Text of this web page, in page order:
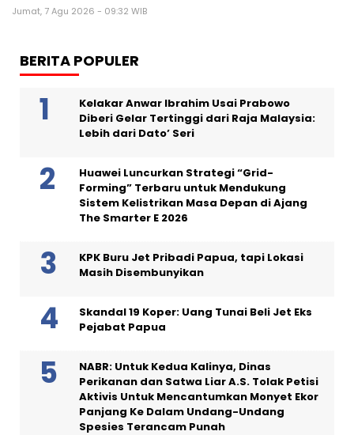
Jumat, 7 Agu 2026 - 09:32 WIB
BERITA POPULER
Kelakar Anwar Ibrahim Usai Prabowo
Diberi Gelar Tertinggi dari Raja Malaysia:
Lebih dari Dato’ Seri
Huawei Luncurkan Strategi “Grid-
Forming” Terbaru untuk Mendukung
Sistem Kelistrikan Masa Depan di Ajang
The Smarter E 2026
KPK Buru Jet Pribadi Papua, tapi Lokasi
Masih Disembunyikan
Skandal 19 Koper: Uang Tunai Beli Jet Eks
Pejabat Papua
NABR: Untuk Kedua Kalinya, Dinas
Perikanan dan Satwa Liar A.S. Tolak Petisi
Aktivis Untuk Mencantumkan Monyet Ekor
Panjang Ke Dalam Undang-Undang
Spesies Terancam Punah